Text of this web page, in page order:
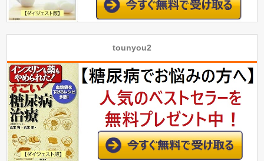
tounyou2